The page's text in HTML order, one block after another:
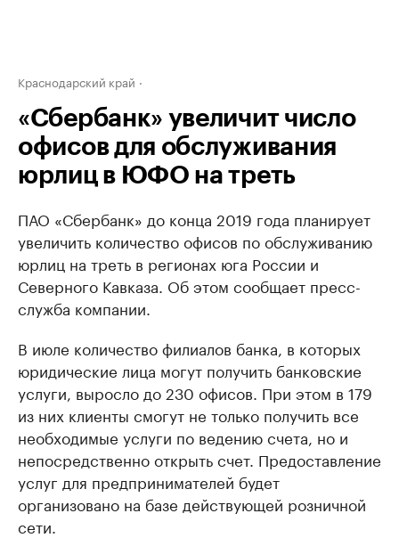
Краснодарский край
«Сбербанк» увеличит число
офисов для обслуживания
юрлиц в ЮФО на треть
ПАО «Сбербанк» до конца 2019 года планирует
увеличить количество офисов по обслуживанию
юрлиц на треть в регионах юга России и
Северного Кавказа. Об этом сообщает пресс-
служба компании.
В июле количество филиалов банка, в которых
юридические лица могут получить банковские
услуги, выросло до 230 офисов. При этом в 179
из них клиенты смогут не только получить все
необходимые услуги по ведению счета, но и
непосредственно открыть счет. Предоставление
услуг для предпринимателей будет
организовано на базе действующей розничной
сети.